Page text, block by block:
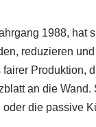
1988, hat
reduzieren
fairer Produktion,
an die
die passive